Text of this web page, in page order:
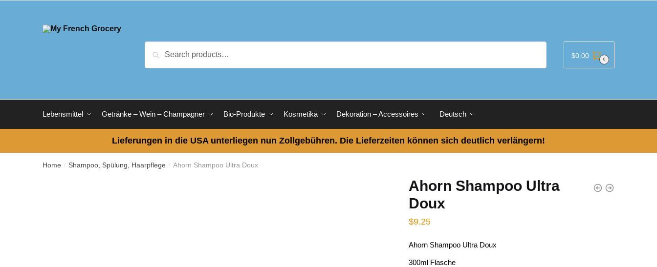
for:
Search $0.00 0
Lebensmittel Getränke – Wein – Champagner Bio-Produkte Kosmetika Dekoration – Accessoires Deutsch
Lieferungen in die USA unterliegen nun Zollgebühren. Die Lieferzeiten können sich deutlich verlängern!
Home / Shampoo, Spülung, Haarpflege / Ahorn Shampoo Ultra Doux
Ahorn Shampoo Ultra
Doux
$9.25
Ahorn Shampoo Ultra Doux
300ml Flasche